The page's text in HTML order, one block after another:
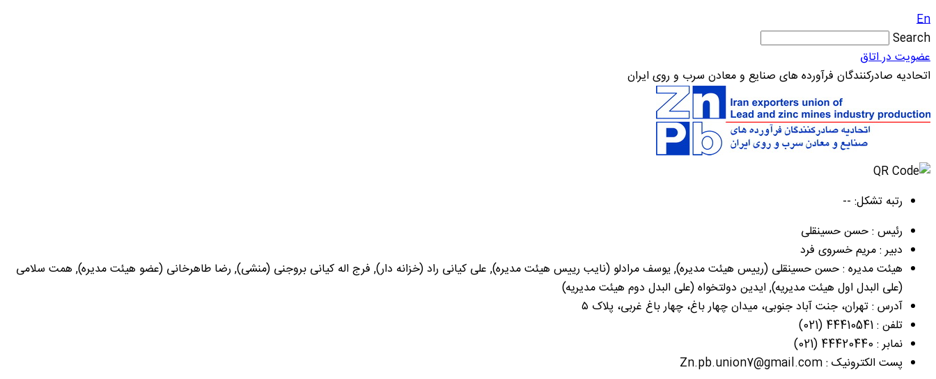
En
Search
عضویت در اتاق
اتحادیه صادرکنندگان فرآورده های صنایع و معادن سرب و روی ایران
رتبه تشکل: --
رئیس : حسن حسینقلی
دبیر : مریم خسروی فرد
هیئت مدیره : حسن حسینقلی (رییس هیئت مدیره), يوسف مرادلو (نایب رییس هیئت مدیره), علی کیانی راد (خزانه دار), فرج اله کیانی بروجنی (منشی), رضا طاهرخانی (عضو هیئت مدیره), همت سلامی
(علی البدل اول هیئت مدیریه), ايدين دولتخواه (علی البدل دوم هیئت مدیریه)
آدرس : تهران، جنت آباد جنوبی، میدان چهار باغ، چهار باغ غربی، پلاک ۵
تلفن : 44410541 (021)
نمابر : 44420440 (021)
پست الکترونیک : Zn.pb.union7@gmail.com